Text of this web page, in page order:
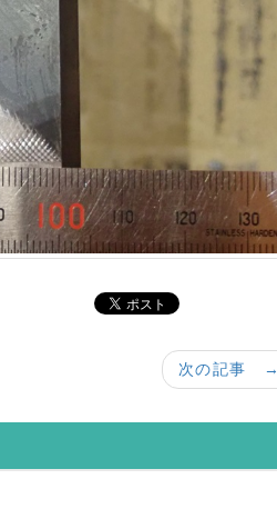
次の記事 →